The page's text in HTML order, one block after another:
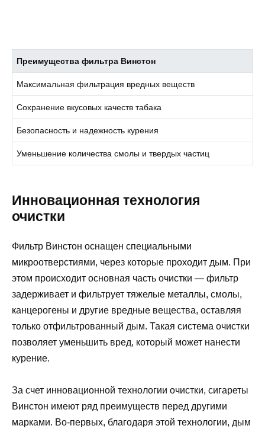
Преимущества фильтра Винстон
Максимальная фильтрация вредных веществ
Сохранение вкусовых качеств табака
Безопасность и надежность курения
Уменьшение количества смолы и твердых частиц
Инновационная технология
очистки
Фильтр Винстон оснащен специальными
микроотверстиями, через которые проходит дым. При
этом происходит основная часть очистки — фильтр
задерживает и фильтрует тяжелые металлы, смолы,
канцерогены и другие вредные вещества, оставляя
только отфильтрованный дым. Такая система очистки
позволяет уменьшить вред, который может нанести
курение.
За счет инновационной технологии очистки, сигареты
Винстон имеют ряд преимуществ перед другими
марками. Во-первых, благодаря этой технологии, дым